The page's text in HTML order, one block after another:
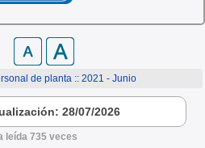
de planta :: 2021 - Junio
28/07/2026
leída 735 veces